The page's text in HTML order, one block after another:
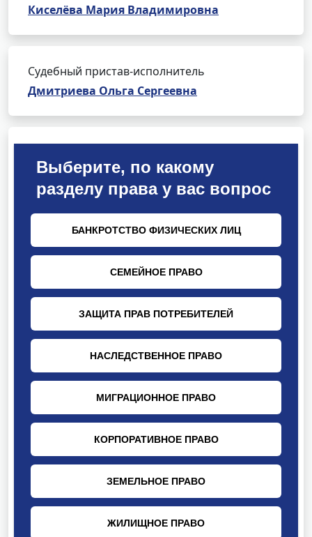
Киселёва Мария Владимировна
Судебный пристав-исполнитель
Дмитриева Ольга Сергеевна